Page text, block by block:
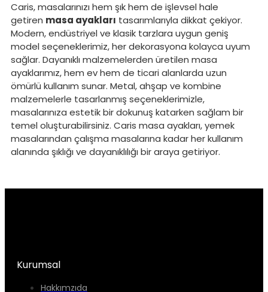
Caris, masalarınızı hem şık hem de işlevsel hale
getiren masa ayakları tasarımlarıyla dikkat çekiyor.
Modern, endüstriyel ve klasik tarzlara uygun geniş
model seçeneklerimiz, her dekorasyona kolayca uyum
sağlar. Dayanıklı malzemelerden üretilen masa
ayaklarımız, hem ev hem de ticari alanlarda uzun
ömürlü kullanım sunar. Metal, ahşap ve kombine
malzemelerle tasarlanmış seçeneklerimizle,
masalarınıza estetik bir dokunuş katarken sağlam bir
temel oluşturabilirsiniz. Caris masa ayakları, yemek
masalarından çalışma masalarına kadar her kullanım
alanında şıklığı ve dayanıklılığı bir araya getiriyor.
Kurumsal
Hakkımzıda